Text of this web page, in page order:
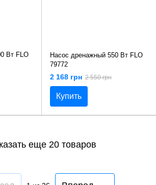
Вт FLO
Насос дренажный 550 Вт FLO
79772
2 168 грн 2 550 грн
Купить
еще 20 товаров